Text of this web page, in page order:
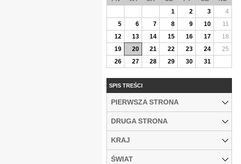
1
2 3
4
5
6 7 8 9 10
11
12
13 14 15 16 17
18
19
20 21 22 23 24
25
26
27 28 29 30 31
SPIS TREŚCI
PIERWSZA STRONA
DRUGA STRONA
KRAJ
ŚWIAT